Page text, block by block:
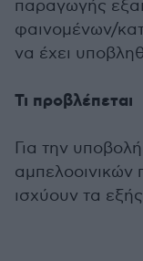
παραγωγής
φαινομένων/
να έχει
Τι προβλέπεται
Για την
αμπελοοινικών
ισχύουν τα